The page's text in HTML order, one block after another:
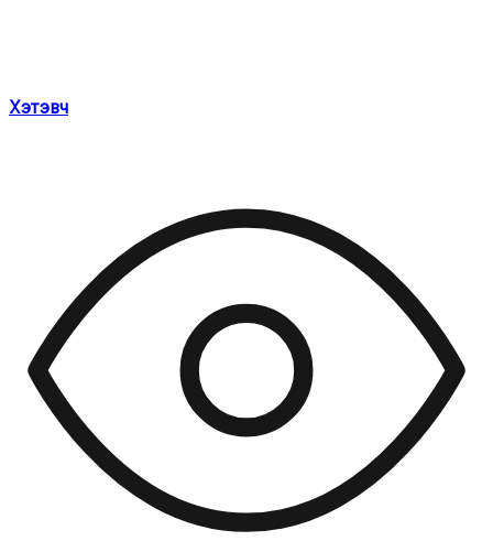
Хэтэвч